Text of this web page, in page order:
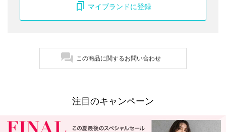
マイブランドに登録
この商品に関するお問い合わせ
注目のキャンペーン